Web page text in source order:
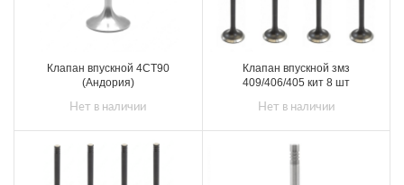
Клапан впускной 4СТ90
(Андория)
Нет в наличии
Клапан впускной змз
409/406/405 кит 8 шт
Нет в наличии